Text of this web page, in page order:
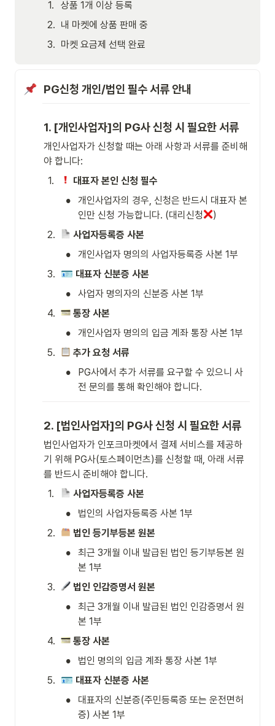
1.
상품 1개 이상 등록
2. 내 마켓에 상품 판매 중
3. 마켓 요금제 선택 완료
PG신청 개인/법인 필수 서류 안내
1. [개인사업자]의 PG사 신청 시 필요한 서류
개인사업자가 신청할 때는 아래 사항과 서류를 준비해
야 합니다:
1. 대표자 본인 신청 필수
•
개인사업자의 경우, 신청은 반드시 대표자 본
인만 신청 가능합니다. (대리신청
)
2. 사업자등록증 사본
•
개인사업자 명의의 사업자등록증 사본 1부
3. 🪪 대표자 신분증 사본
•
사업자 명의자의 신분증 사본 1부
4. 통장 사본
•
개인사업자 명의의 입금 계좌 통장 사본 1부
5. 추가 요청 서류
•
PG사에서 추가 서류를 요구할 수 있으니 사
전 문의를 통해 확인해야 합니다.
2. [법인사업자]의 PG사 신청 시 필요한 서류
법인사업자가 인포크마켓에서 결제 서비스를 제공하
기 위해 PG사(토스페이먼츠)를 신청할 때, 아래 서류
를 반드시 준비해야 합니다.
1. 사업자등록증 사본
•
법인의 사업자등록증 사본 1부
2. 법인 등기부등본 원본
•
최근 3개월 이내 발급된 법인 등기부등본 원
본 1부
3. 법인 인감증명서 원본
•
최근 3개월 이내 발급된 법인 인감증명서 원
본 1부
4. 통장 사본
•
법인 명의의 입금 계좌 통장 사본 1부
5. 🪪 대표자 신분증 사본
•
대표자의 신분증(주민등록증 또는 운전면허
증) 사본 1부